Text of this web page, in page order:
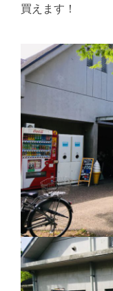
買えます！